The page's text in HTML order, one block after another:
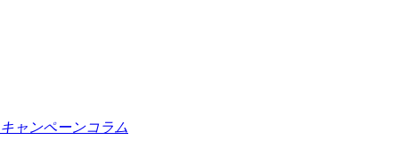
キャンペーンコラム